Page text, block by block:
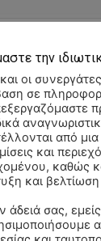
και τον
την
και οι
σε
από
και
καθώς
και
άδειά σας,